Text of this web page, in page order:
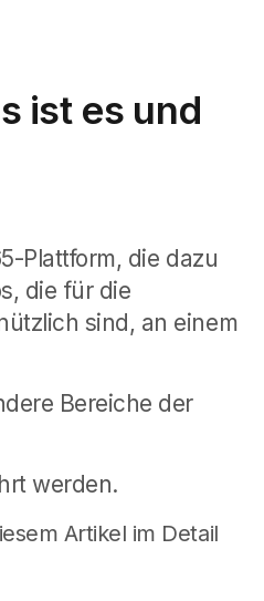
ist es und
Plattform, die dazu
die für die
sind, an einem
Bereiche der
werden.
Artikel im Detail